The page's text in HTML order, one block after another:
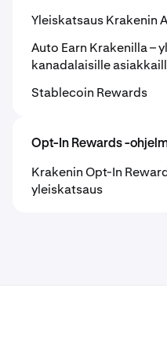
Yleiskatsaus Krakenin
Auto Earn Krakenilla –
kanadalaisille
Stablecoin Rewards
Opt-In Rewards -
Krakenin Opt-In
yleiskatsaus